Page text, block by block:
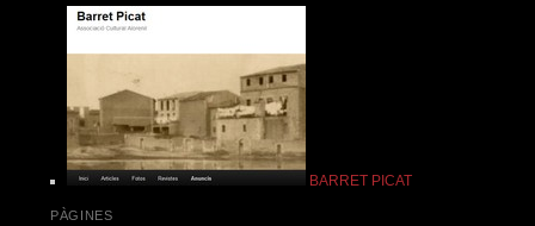
BARRET PICAT
PÀGINES